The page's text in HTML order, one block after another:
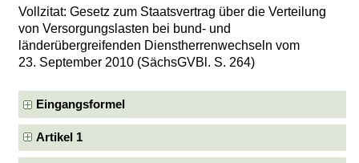
Vollzitat: Gesetz zum Staatsvertrag über die Verteilung
von Versorgungslasten bei bund- und
länderübergreifenden Dienstherrenwechseln vom
23. September 2010 (SächsGVBl. S. 264)
Eingangsformel
Artikel 1